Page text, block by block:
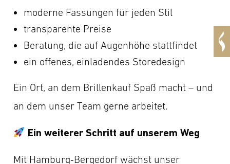
moderne Fassungen für jeden Stil
transparente Preise
Beratung, die auf Augenhöhe stattfindet
ein offenes, einladendes Storedesign
Ein Ort, an dem Brillenkauf Spaß macht – und
an dem unser Team gerne arbeitet.
Ein weiterer Schritt auf unserem Weg
Mit Hamburg‑Bergedorf wächst unser